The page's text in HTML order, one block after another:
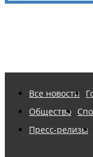
Все новости
Общество
Пресс-релизы